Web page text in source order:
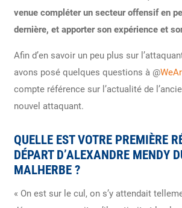
venue compléter un secteur offensif en
dernière, et apporter son expérience et
Afin d’en savoir un peu plus sur
avons posé quelques questions à @
compte référence sur l’actualité de
nouvel attaquant.
QUELLE EST VOTRE PREMIÈRE
DÉPART D’ALEXANDRE MENDY
MALHERBE ?
« On est sur le cul, on s’y attendait